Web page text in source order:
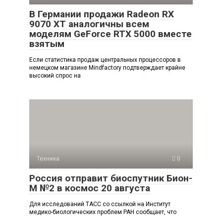
В Германии продажи Radeon RX
9070 XT аналогичны всем
моделям GeForce RTX 5000 вместе
взятым
Если статистика продаж центральных процессоров в
немецком магазине Mindfactory подтверждает крайне
высокий спрос на
Техника 0
Россия отправит биоспутник Бион-
М №2 в космос 20 августа
Для исследований ТАСС со ссылкой на Институт
медико-биологических проблем РАН сообщает, что